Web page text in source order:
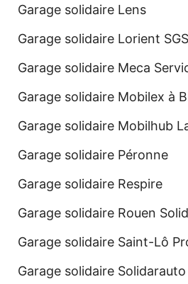
Garage solidaire Lens
Garage solidaire Lorient SGS
Garage solidaire Meca
Garage solidaire Mobilex à
Garage solidaire Mobilhub
Garage solidaire Péronne
Garage solidaire Respire
Garage solidaire Rouen
Garage solidaire Saint-Lô
Garage solidaire